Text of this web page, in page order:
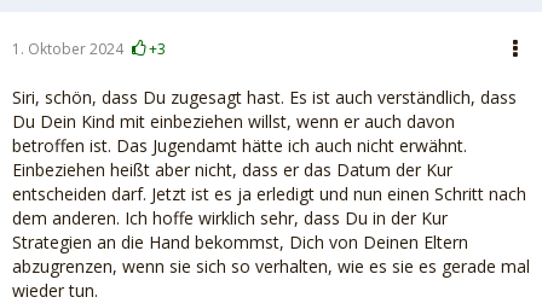
1. Oktober 2024 +3
Siri, schön, dass Du zugesagt hast. Es ist auch verständlich, dass
Du Dein Kind mit einbeziehen willst, wenn er auch davon
betroffen ist. Das Jugendamt hätte ich auch nicht erwähnt.
Einbeziehen heißt aber nicht, dass er das Datum der Kur
entscheiden darf. Jetzt ist es ja erledigt und nun einen Schritt nach
dem anderen. Ich hoffe wirklich sehr, dass Du in der Kur
Strategien an die Hand bekommst, Dich von Deinen Eltern
abzugrenzen, wenn sie sich so verhalten, wie es sie es gerade mal
wieder tun.